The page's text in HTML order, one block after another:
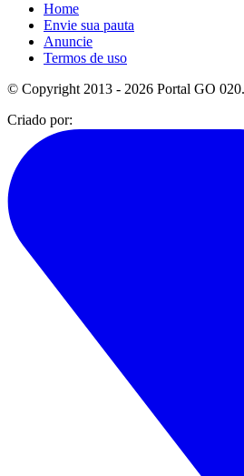
Home
Envie sua pauta
Anuncie
Termos de uso
© Copyright 2013 - 2026 Portal GO 020.
Criado por: